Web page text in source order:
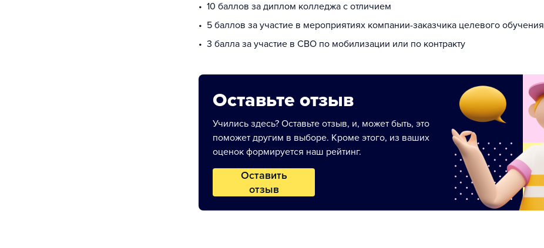
10 баллов за диплом колледжа с отличием
5 баллов за участие в мероприятиях компании-заказчика целевого обучения
3 балла за участие в СВО по мобилизации или по контракту
Оставьте отзыв
Учились здесь? Оставьте отзыв, и, может быть, это
поможет другим в выборе. Кроме этого, из ваших
оценок формируется наш рейтинг.
Оставить
отзыв